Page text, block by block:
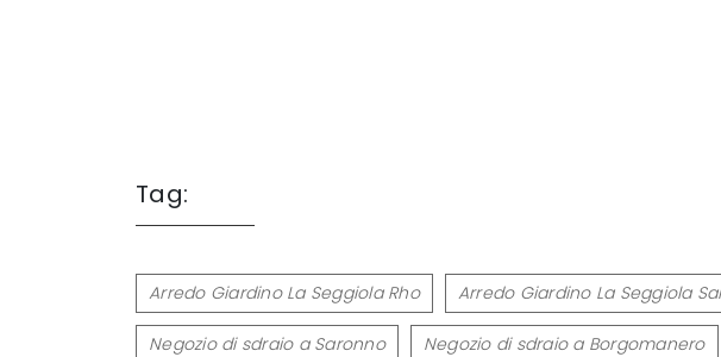
Tag:
Arredo Giardino La Seggiola Rho Arredo Giardino La Seggiola
Negozio di sdraio a Saronno Negozio di sdraio a Borgomanero